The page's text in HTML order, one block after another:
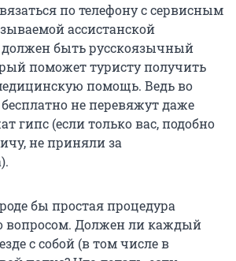
по телефону c сервисным
ассистанской
быть русскоязычный
поможет туристу получить
помощь. Ведь во
не перевяжут даже
гипс (если только вас, подобно
не приняли за
бы простая процедура
вопросом. Должен ли каждый
с собой (в том числе в